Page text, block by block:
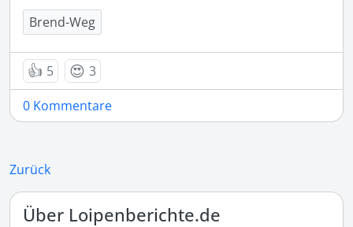
Brend-Weg
👍 5 😍 3
0 Kommentare
Zurück
Über Loipenberichte.de